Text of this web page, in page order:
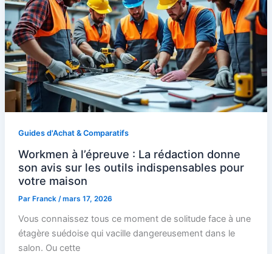
Guides d'Achat & Comparatifs
Workmen à l’épreuve : La rédaction donne
son avis sur les outils indispensables pour
votre maison
Par Franck /mars 17, 2026
Vous connaissez tous ce moment de solitude face à une
étagère suédoise qui vacille dangereusement dans le
salon. Ou cette